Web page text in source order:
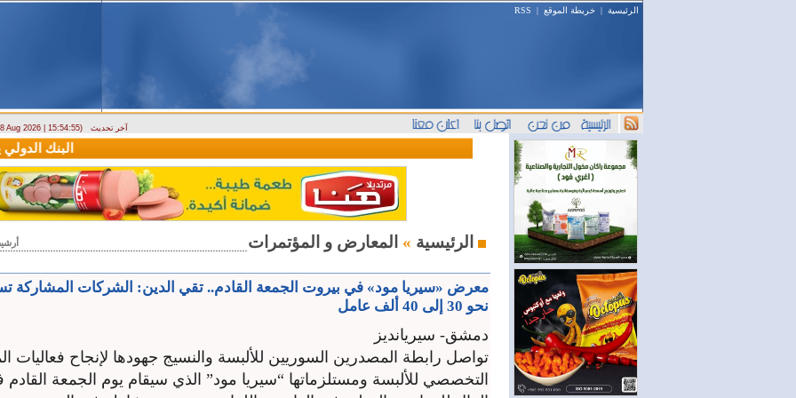
الرئيسية | خريطة الموقع |
RSS
Aug 2026 | 15:54:55) آخر تحديث
البنك الدولي يمنح سورية منحة مالية
الرئيسية »
معرض «سيريا مود» في بيروت الجمعة القادم.. تقي الدين: الشركات المشاركة
نحو 30 إلى 40 ألف عامل
دمشق- سيريانديز
تواصل رابطة المصدرين السوريين للألبسة والنسيج جهودها لإنجاح فعاليات
التخصصي للألبسة ومستلزماتها “سيريا مود” الذي سيقام يوم الجمعة